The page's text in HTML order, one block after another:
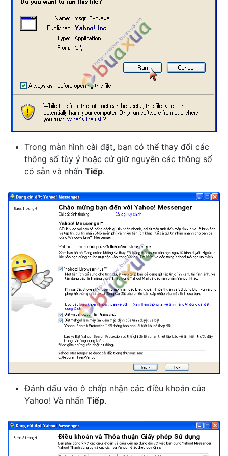
Trong màn hình cài đặt, bạn có thể thay đổi các
thông số tùy ý hoặc cứ giữ nguyên các thông số
có sẵn và nhấn Tiếp.
Đánh dấu vào ô chấp nhận các điều khoản của
Yahoo! Và nhấn Tiếp.